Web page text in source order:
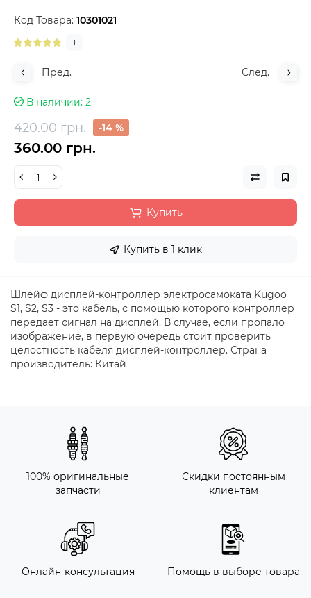
Код Товара: 10301021
1
Пред. След.
В наличии 2
420.00 грн. -14 %
360.00 грн.
Купить
Купить в 1 клик
Шлейф дисплей-контроллер электросамоката Kugoo
S1, S2, S3 - это кабель, с помощью которого контроллер
передает сигнал на дисплей. В случае, если пропало
изображение, в первую очередь стоит проверить
целостность кабеля дисплей-контроллер. Страна
производитель: Китай
100% оригинальные
запчасти
Скидки постоянным
клиентам
Онлайн-консультация Помощь в выборе товара